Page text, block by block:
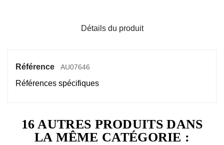
Détails du produit
Référence AU07646
Références spécifiques
16 AUTRES PRODUITS DANS
LA MÊME CATÉGORIE :